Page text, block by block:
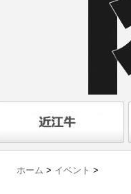
ホーム > イベント >